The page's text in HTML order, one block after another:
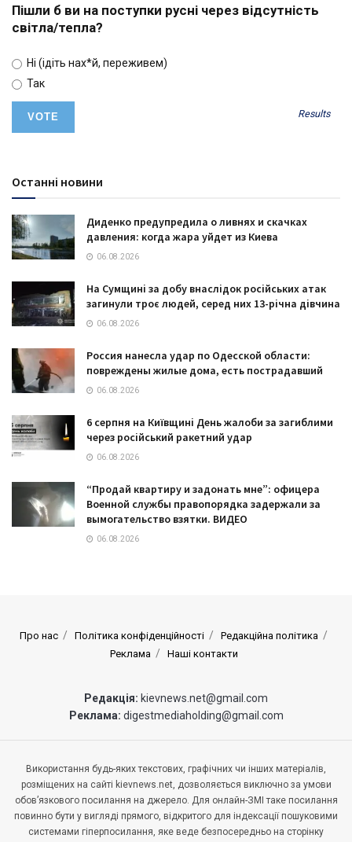
Пішли б ви на поступки русні через відсутність
світла/тепла?
Ні (ідіть нах*й, переживем)
Так
Results
Останні новини
Диденко предупредила о ливнях и скачках
давления: когда жара уйдет из Киева
06.08.2026
На Сумщині за добу внаслідок російських атак
загинули троє людей, серед них 13-річна дівчина
06.08.2026
Россия нанесла удар по Одесской области:
повреждены жилые дома, есть пострадавший
06.08.2026
6 серпня на Київщині День жалоби за загиблими
через російський ракетний удар
06.08.2026
“Продай квартиру и задонать мне”: офицера
Военной службы правопорядка задержали за
вымогательство взятки. ВИДЕО
06.08.2026
Про нас Політика конфіденційності
Редакційна політика
Реклама
Наші контакти
Редакція: kievnews.net@gmail.com
Реклама: digestmediaholding@gmail.com
Використання будь-яких текстових, графічних чи інших матеріалів,
розміщених на сайті kievnews.net, дозволяється виключно за умови
обов’язкового посилання на джерело. Для онлайн-ЗМІ таке посилання
повинно бути у вигляді прямого, відкритого для індексації пошуковими
системами гіперпосилання, яке веде безпосередньо на сторінку